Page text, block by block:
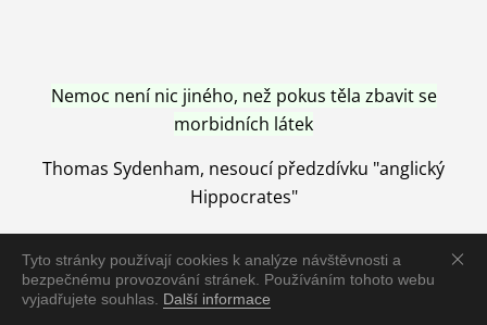
Tyto stránky používají cookies k analýze návštěvnosti a
bezpečnému provozování stránek. Používáním tohoto webu
vyjadřujete souhlas. Další informace
Nemoc není nic jiného, než pokus těla zbavit se
morbidních látek
Thomas Sydenham, nesoucí předzdívku "anglický
Hippocrates"
Nemoc je vyléčena jen pomocí Přírody, neutralizací a